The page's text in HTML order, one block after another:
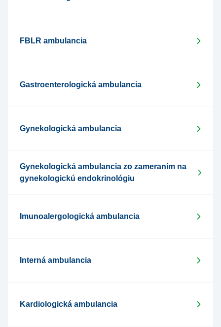
FBLR ambulancia
Gastroenterologická ambulancia
Gynekologická ambulancia
Gynekologická ambulancia zo zameraním na
gynekologickú endokrinológiu
Imunoalergologická ambulancia
Interná ambulancia
Kardiologická ambulancia